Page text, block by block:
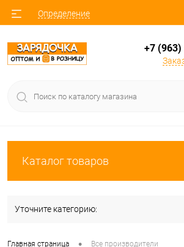
Определение
+7
Каталог товаров
Уточните категорию:
Главная страница • Все производители